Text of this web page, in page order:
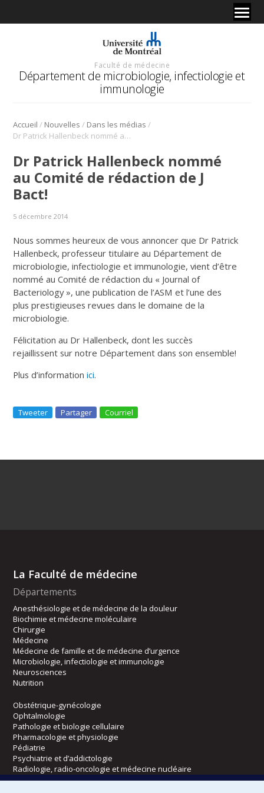
Faculté de médecine
Département de microbiologie, infectiologie et
immunologie
Accueil / Nouvelles / Dans les médias /
Dr Patrick Hallenbeck nommé au Comité de rédaction de J Bact!
Dr Patrick Hallenbeck nommé
au Comité de rédaction de J
Bact!
5 décembre 2014
Nous sommes heureux de vous annoncer que Dr Patrick
Hallenbeck, professeur titulaire au Département de
microbiologie, infectiologie et immunologie, vient d’être
nommé au Comité de rédaction du « Journal of
Bacteriology », une publication de l’ASM et l’une des
plus prestigieuses revues dans le domaine de la
microbiologie.
Félicitation au Dr Hallenbeck, dont les succès
rejaillissent sur notre Département dans son ensemble!
Plus d’informationici.
Tweeter Partager Courriel
La Faculté de médecine
Départements
Anesthésiologie et de médecine de la douleur
Biochimie et médecine moléculaire
Chirurgie
Médecine
Médecine de famille et de médecine d’urgence
Microbiologie, infectiologie et immunologie
Neurosciences
Nutrition
Obstétrique-gynécologie
Ophtalmologie
Pathologie et biologie cellulaire
Pharmacologie et physiologie
Pédiatrie
Psychiatrie et d’addictologie
Radiologie, radio-oncologie et médecine nucléaire